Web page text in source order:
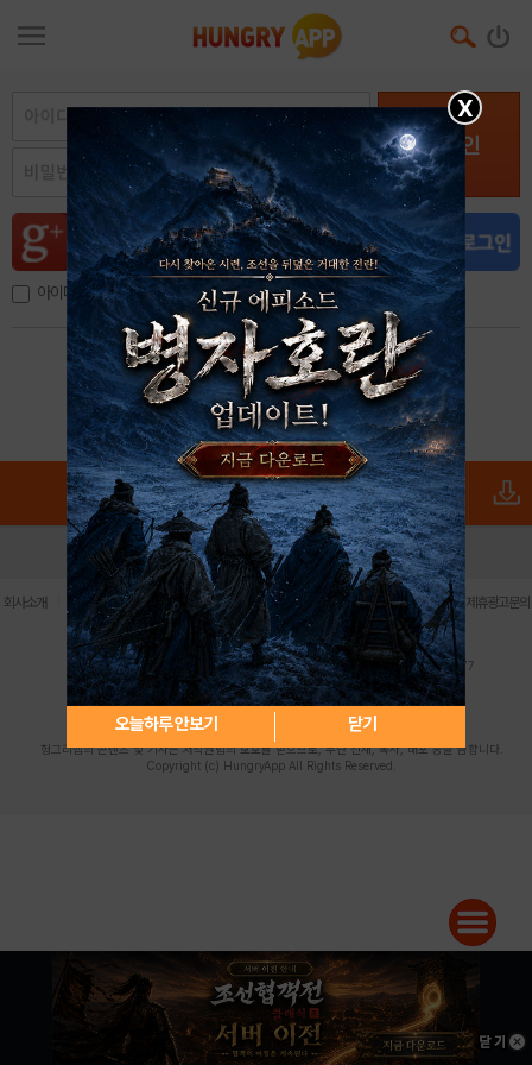
로그인
아이디, 이메일 저장
아이디 / 비밀번호 찾기 회원가입
X
오늘하루 안보기 닫기
로그인 PC버전 전체앱
회사소개 이용약관 | 개인정보 처리방침 | 청소년 보호정책 | 불법촬영물 신고센터 | 제휴광고문의
사업자등록번호:119-86-61101 (주)스마트나우 대표이사:송현두
주소: 서울시 금천구 가산디지털1로 171 연락처:063-284-8635 팩스:02-6265-0377
청소년보호책임자:김동욱desk@hungryapp.co.kr
등록번호:서울아02322 | 등록일자:2016년4월25일
발행인:(주)스마트나우 송현두 | 편집인:김동욱
헝그리앱의 콘텐츠 및 기사는 저작권법의 보호를 받으므로, 무단 전재, 복사, 배포 등을 금합니다.
Copyright (c) HungryApp All Rights Reserved.